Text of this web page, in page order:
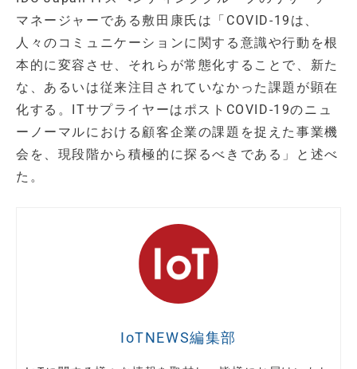
マネージャーである敷田康氏は「COVID-19は、
人々のコミュニケーションに関する意識や行動を根
本的に変容させ、それらが常態化することで、新た
な、あるいは従来注目されていなかった課題が顕在
化する。ITサプライヤーはポストCOVID-19のニュ
ーノーマルにおける顧客企業の課題を捉えた事業機
会を、現段階から積極的に探るべきである」と述べ
た。
IoTNEWS編集部